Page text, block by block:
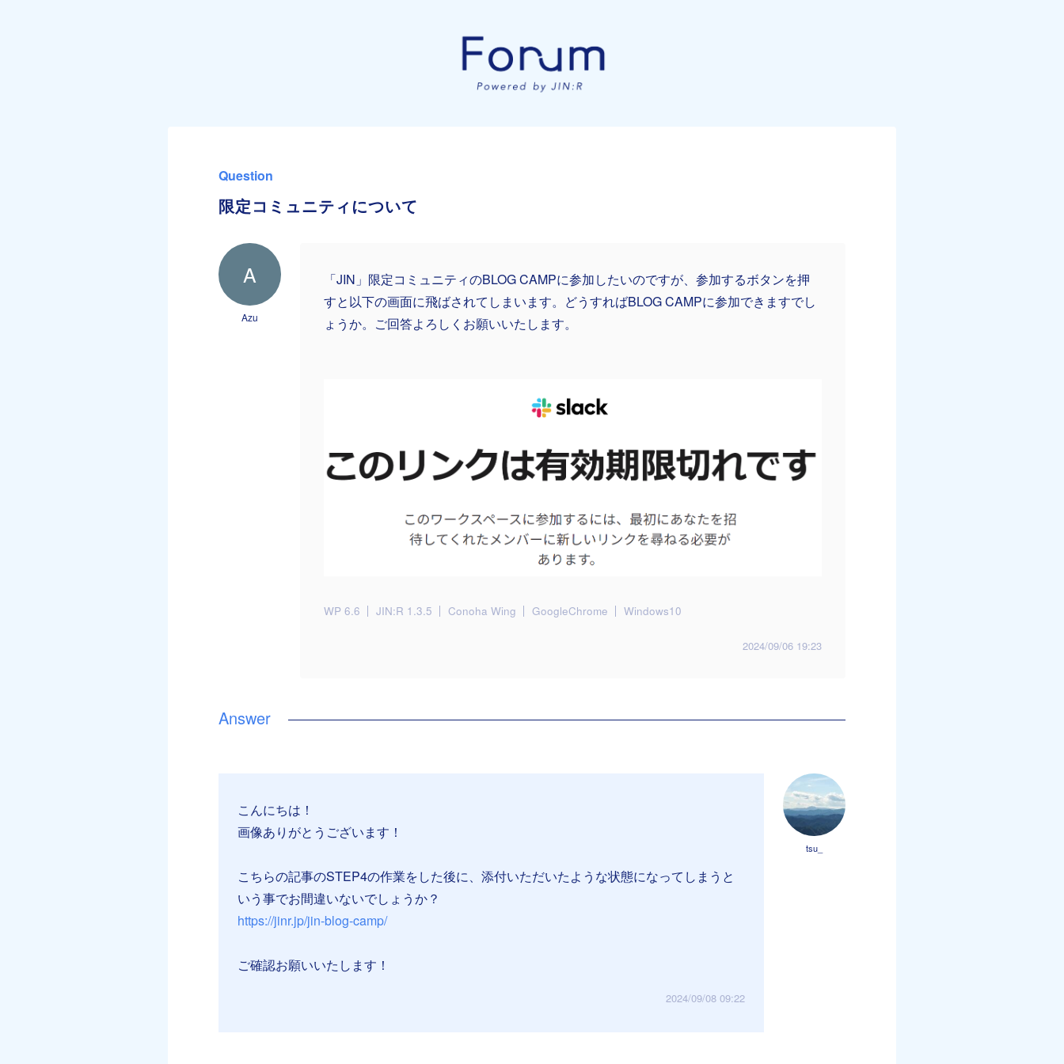
Question
限定コミュニティについて
A
Azu
「JIN」限定コミュニティのBLOG CAMPに参加したいのですが、参加するボタンを押
すと以下の画面に飛ばされてしまいます。どうすればBLOG CAMPに参加できますでし
ょうか。ご回答よろしくお願いいたします。
WP 6.6 JIN:R 1.3.5 Conoha Wing GoogleChrome Windows10
2024/09/06 19:23
tsu_
こんにちは！
画像ありがとうございます！
こちらの記事のSTEP4の作業をした後に、添付いただいたような状態になってしまうと
いう事でお間違いないでしょうか？
https://jinr.jp/jin-blog-camp/
ご確認お願いいたします！
2024/09/08 09:22